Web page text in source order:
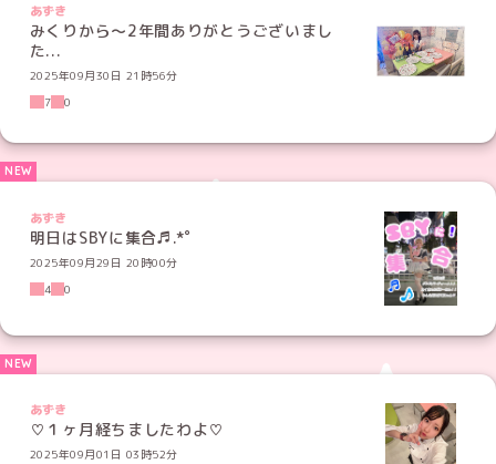
あずき
みくりから〜2年間ありがとうございまし
た...
2025年09月30日 21時56分
7
0
あずき
明日はSBYに集合♬.*ﾟ
2025年09月29日 20時00分
4
0
あずき
♡１ヶ月経ちましたわよ♡
2025年09月01日 03時52分